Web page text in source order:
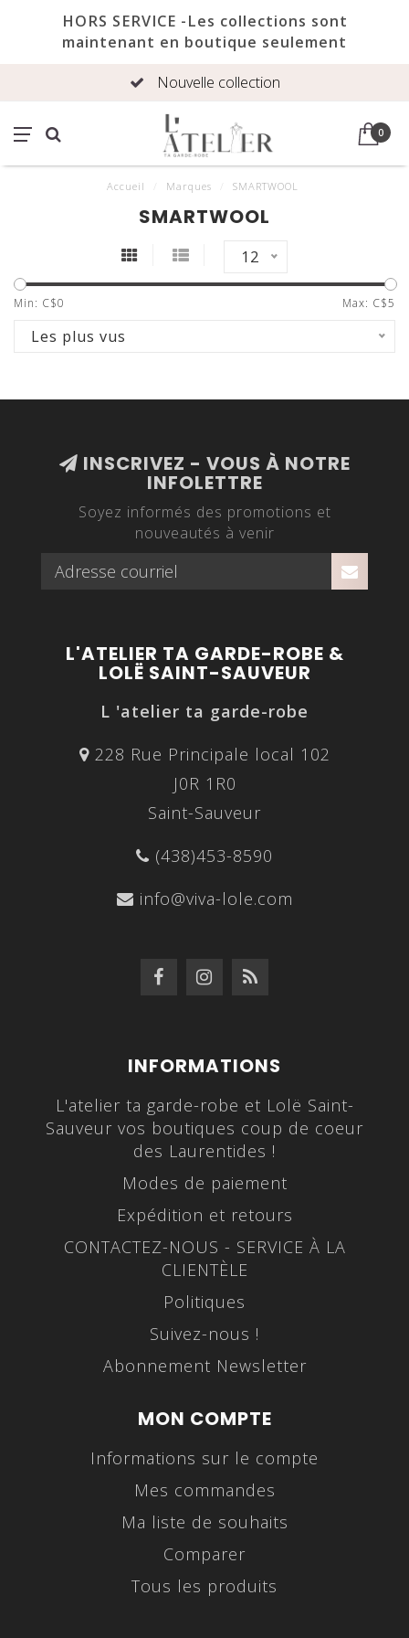
HORS SERVICE -Les collections sont
maintenant en boutique seulement
Nouvelle collection
0
Accueil Marques SMARTWOOL
SMARTWOOL
12
Min: C$0 Max: C$5
Les plus vus
INSCRIVEZ - VOUS À NOTRE
INFOLETTRE
Soyez informés des promotions et
nouveautés à venir
L'ATELIER TA GARDE-ROBE &
LOLË SAINT-SAUVEUR
L 'atelier ta garde-robe
228 Rue Principale local 102
J0R 1R0
Saint-Sauveur
(438)453-8590
info@viva-lole.com
INFORMATIONS
L'atelier ta garde-robe et Lolë Saint-
Sauveur vos boutiques coup de coeur
des Laurentides !
Modes de paiement
Expédition et retours
CONTACTEZ-NOUS - SERVICE À LA
CLIENTÈLE
Politiques
Suivez-nous !
Abonnement Newsletter
MON COMPTE
Informations sur le compte
Mes commandes
Ma liste de souhaits
Comparer
Tous les produits